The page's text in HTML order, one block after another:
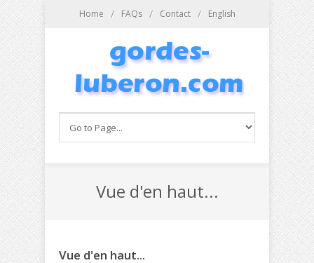
Aller au contenu principal
Home / FAQs / Contact / English
Vue d'en haut...
Vue d'en haut...